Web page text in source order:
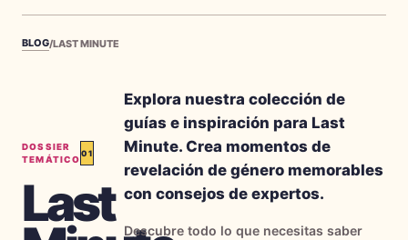
Demo
Juegos
Precios
Planear la fiesta
Juegos, imprimibles e ideas prácticas gratis
BLOG/LAST MINUTE
DOSSIER
TEMÁTICO
01
Last
Explora nuestra colección de
guías e inspiración para Last
Minute. Crea momentos de
revelación de género memorables
con consejos de expertos.
Descubre todo lo que necesitas saber